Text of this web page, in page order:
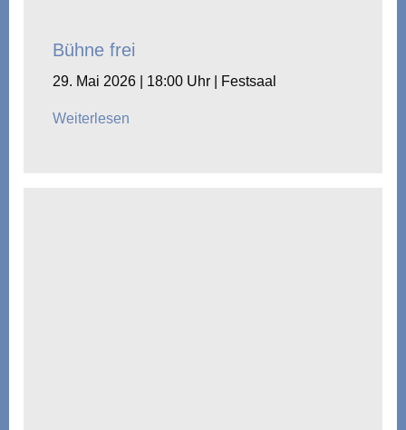
Bühne frei
29. Mai 2026 | 18:00 Uhr | Festsaal
Weiterlesen